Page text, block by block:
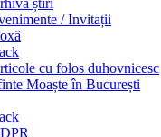
știri
/ Invitații
cu folos duhovnicesc
Moaște în București